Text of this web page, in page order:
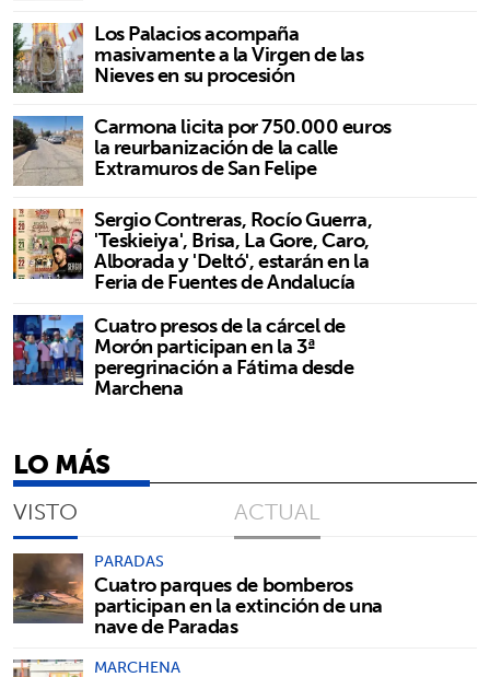
Los Palacios acompaña
masivamente a la Virgen de las
Nieves en su procesión
Carmona licita por 750.000 euros
la reurbanización de la calle
Extramuros de San Felipe
Sergio Contreras, Rocío Guerra,
'Teskieiya', Brisa, La Gore, Caro,
Alborada y 'Deltó', estarán en la
Feria de Fuentes de Andalucía
Cuatro presos de la cárcel de
Morón participan en la 3ª
peregrinación a Fátima desde
Marchena
LO MÁS
VISTO ACTUAL
PARADAS
Cuatro parques de bomberos
participan en la extinción de una
nave de Paradas
MARCHENA